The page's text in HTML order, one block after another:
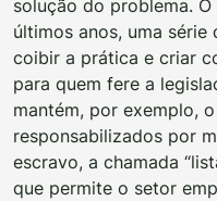
solução do problema.
últimos anos, uma série
coibir a prática e criar
para quem fere a
mantém, por exemplo,
responsabilizados por
escravo, a chamada
que permite o setor